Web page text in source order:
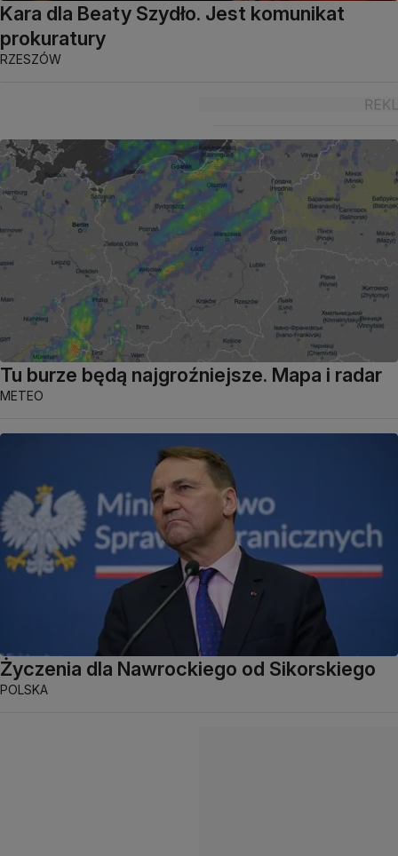
Kara dla Beaty Szydło. Jest komunikat
prokuratury
RZESZÓW
Tu burze będą najgroźniejsze. Mapa i radar
METEO
Życzenia dla Nawrockiego od Sikorskiego
POLSKA